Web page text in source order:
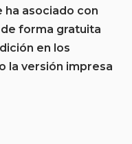
ha asociado con
forma gratuita
en los
la versión impresa